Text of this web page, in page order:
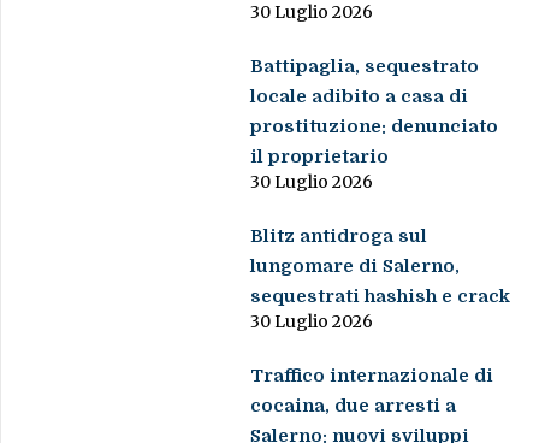
30 Luglio 2026
Battipaglia, sequestrato
locale adibito a casa di
prostituzione: denunciato
il proprietario
30 Luglio 2026
Blitz antidroga sul
lungomare di Salerno,
sequestrati hashish e crack
30 Luglio 2026
Traffico internazionale di
cocaina, due arresti a
Salerno: nuovi sviluppi